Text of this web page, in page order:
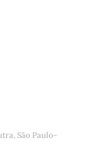
São Paulo-